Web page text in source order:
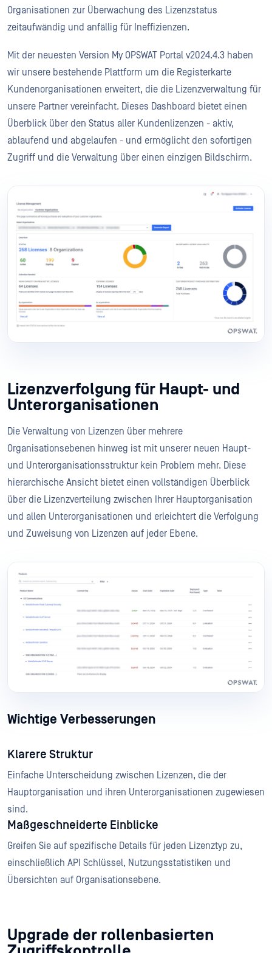
Organisationen zur Überwachung des Lizenzstatus
zeitaufwändig und anfällig für Ineffizienzen.
Mit der neuesten Version My OPSWAT Portal v2024.4.3 haben
wir unsere bestehende Plattform um die Registerkarte
Kundenorganisationen erweitert, die die Lizenzverwaltung für
unsere Partner vereinfacht. Dieses Dashboard bietet einen
Überblick über den Status aller Kundenlizenzen - aktiv,
ablaufend und abgelaufen - und ermöglicht den sofortigen
Zugriff und die Verwaltung über einen einzigen Bildschirm.
Lizenzverfolgung für Haupt- und
Unterorganisationen
Die Verwaltung von Lizenzen über mehrere
Organisationsebenen hinweg ist mit unserer neuen Haupt-
und Unterorganisationsstruktur kein Problem mehr. Diese
hierarchische Ansicht bietet einen vollständigen Überblick
über die Lizenzverteilung zwischen Ihrer Hauptorganisation
und allen Unterorganisationen und erleichtert die Verfolgung
und Zuweisung von Lizenzen auf jeder Ebene.
Wichtige Verbesserungen
Klarere Struktur
Einfache Unterscheidung zwischen Lizenzen, die der
Hauptorganisation und ihren Unterorganisationen zugewiesen
sind.
Maßgeschneiderte Einblicke
Greifen Sie auf spezifische Details für jeden Lizenztyp zu,
einschließlich API Schlüssel, Nutzungsstatistiken und
Übersichten auf Organisationsebene.
Upgrade der rollenbasierten